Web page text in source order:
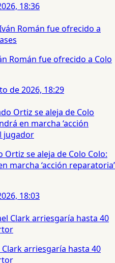
18:36
Román fue ofrecido a Colo
de 2026, 18:29
se aleja de Colo Colo:
marcha ‘acción reparatoria’
18:03
arriesgaría hasta 40